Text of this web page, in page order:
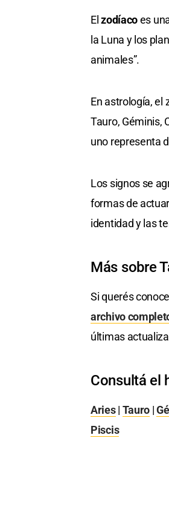
Elzodíacoes
la Luna y los
animales”.
En astrología, el
Tauro, Géminis,
uno representa
Los signos se
formas de
identidad y las
Más sobre
Si querés
archivo
últimas
Consultá el
Aries| Tauro |
Piscis